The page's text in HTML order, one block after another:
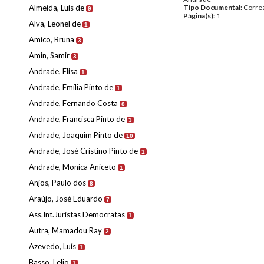
Almeida, Luís de 9
Alva, Leonel de 1
Amico, Bruna 3
Amin, Samir 3
Andrade, Elisa 1
Andrade, Emília Pinto de 1
Andrade, Fernando Costa 8
Andrade, Francisca Pinto de 3
Andrade, Joaquim Pinto de 10
Andrade, José Cristino Pinto de 1
Andrade, Monica Aniceto 1
Anjos, Paulo dos 8
Araújo, José Eduardo 7
Ass.Int.Juristas Democratas 1
Autra, Mamadou Ray 2
Azevedo, Luís 1
Tipo Documental:
Página(s): 1